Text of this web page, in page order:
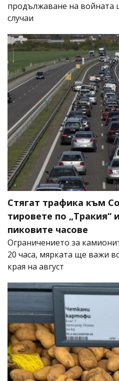
продължаване на
случаи
Стягат трафика към
тировете по „Тракия“
пиковите часове
Ограничението за
20 часа, мярката ще важи
края на август